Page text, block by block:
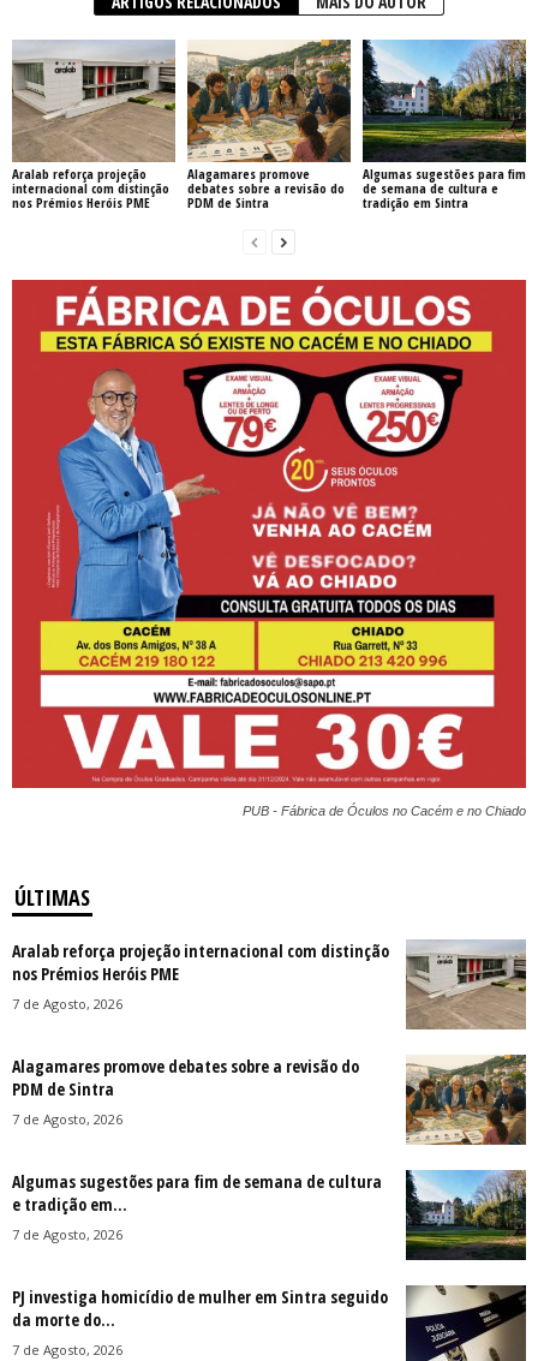
Aralab reforça projeção
internacional com distinção
nos Prémios Heróis PME
Alagamares promove
debates sobre a revisão do
PDM de Sintra
Algumas sugestões para fim
de semana de cultura e
tradição em Sintra
PUB - Fábrica de Óculos no Cacém e no Chiado
ÚLTIMAS
Aralab reforça projeção internacional com distinção
nos Prémios Heróis PME
7 de Agosto, 2026
Alagamares promove debates sobre a revisão do
PDM de Sintra
7 de Agosto, 2026
Algumas sugestões para fim de semana de cultura
e tradição em...
7 de Agosto, 2026
PJ investiga homicídio de mulher em Sintra seguido
da morte do...
7 de Agosto, 2026